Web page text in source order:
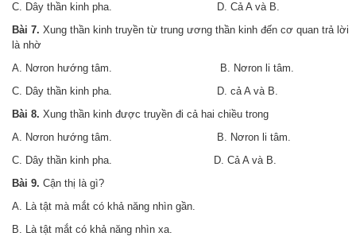
C. Dây thần kinh pha. D. Cả A và B.
Bài 7. Xung thần kinh truyền từ trung ương thần kinh đến cơ quan trả lời
là nhờ
A. Nơron hướng tâm. B. Nơron li tâm.
C. Dây thần kinh pha. D. cả A và B.
Bài 8. Xung thần kinh được truyền đi cả hai chiều trong
A. Nơron hướng tâm. B. Nơron li tâm.
C. Dây thần kinh pha. D. Cả A và B.
Bài 9. Cận thị là gì?
A. Là tật mà mắt có khả năng nhìn gần.
B. Là tật mắt có khả năng nhìn xa.